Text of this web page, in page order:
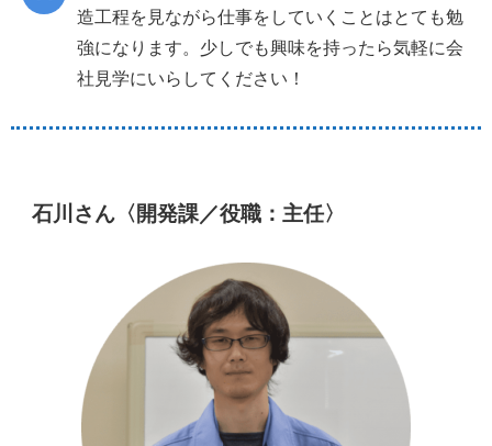
造工程を見ながら仕事をしていくことはとても勉
強になります。少しでも興味を持ったら気軽に会
社見学にいらしてください！
石川さん〈開発課／役職：主任〉